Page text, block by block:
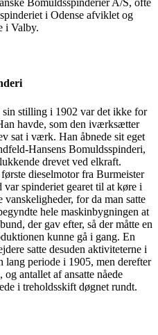
i Odense afviklet og
i Valby.
stilling i 1902 var det ikke for
havde, som den iværksætter
sat i værk. Han åbnede sit eget
Hansens Bomuldsspinderi,
drevet ved elkraft.
dieselmotor fra Burmeister
spinderiet gearet til at køre i
for da man satte
hele maskinbygningen at
der gav efter, så der måtte en
kunne gå i gang. En
satte desuden aktiviteterne i
lang periode i 1905, men derefter
antallet af ansatte nåede
i treholdsskift døgnet rundt.